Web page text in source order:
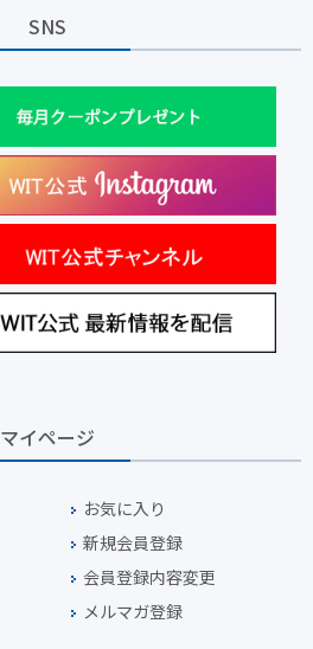
SNS
マイページ
お気に入り
新規会員登録
会員登録内容変更
メルマガ登録